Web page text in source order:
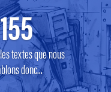
textes que nous
donc...